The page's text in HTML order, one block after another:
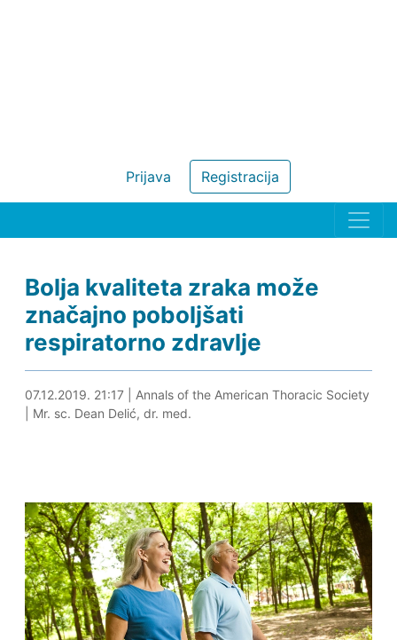
Registracija
Prijava
Bolja kvaliteta zraka može
značajno poboljšati
respiratorno zdravlje
07.12.2019. 21:41
07.12.2019. 21:17| Annals of the American Thoracic Society
Mr. sc. Dean Delić, dr. med.